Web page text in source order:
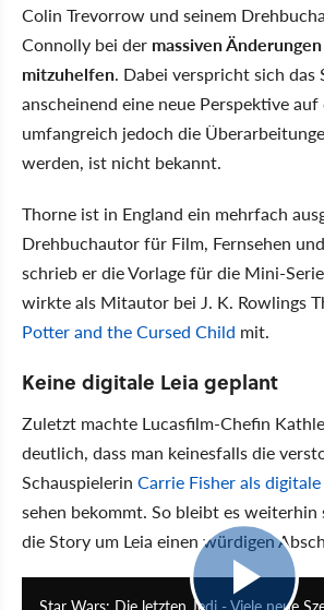
Colin Trevorrow und seinem
Connolly bei der massiven
mitzuhelfen. Dabei verspricht sich das
anscheinend eine neue Perspektive
umfangreich jedoch die
werden, ist nicht bekannt.
Thorne ist in England ein mehrfach
Drehbuchautor für Film, Fernsehen
schrieb er die Vorlage für die Mini-Serie
wirkte als Mitautor bei J. K. Rowlings
Potter and the Cursed Child mit.
Keine digitale Leia geplant
Zuletzt machte Lucasfilm-Chefin
deutlich, dass man keinesfalls die
Schauspielerin Carrie Fisher als digitale
sehen bekommt. So bleibt es weiterhin
die Story um Leia einen würdigen
Star Wars: Die letzten Jedi - Viele neue